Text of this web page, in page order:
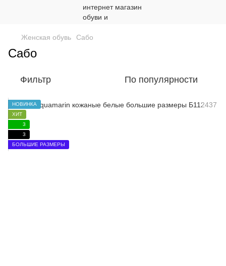
Женская обувь Сабо
Сабо
Фильтр По популярности
НОВИНКА
ХИТ
3
3
БОЛЬШИЕ РАЗМЕРЫ